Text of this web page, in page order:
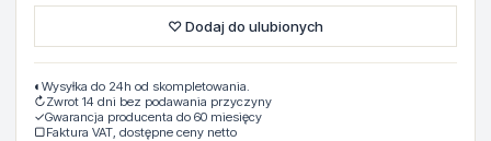
♡ Dodaj do ulubionych
◐ Wysyłka do 24h od skompletowania.
↻Zwrot 14 dni bez podawania przyczyny
✓Gwarancja producenta do 60 miesięcy
▢Faktura VAT, dostępne ceny netto